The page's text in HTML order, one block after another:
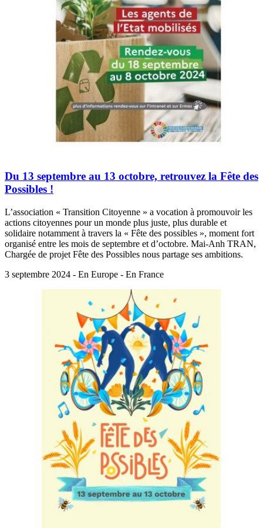
Du 13 septembre au 13 octobre, retrouvez la Fête des
Possibles !
L’association « Transition Citoyenne » a vocation à promouvoir les
actions citoyennes pour un monde plus juste, plus durable et
solidaire notamment à travers la « Fête des possibles », moment fort
organisé entre les mois de septembre et d’octobre. Mai-Anh TRAN,
Chargée de projet Fête des Possibles nous partage ses ambitions.
3 septembre 2024 - En Europe - En France